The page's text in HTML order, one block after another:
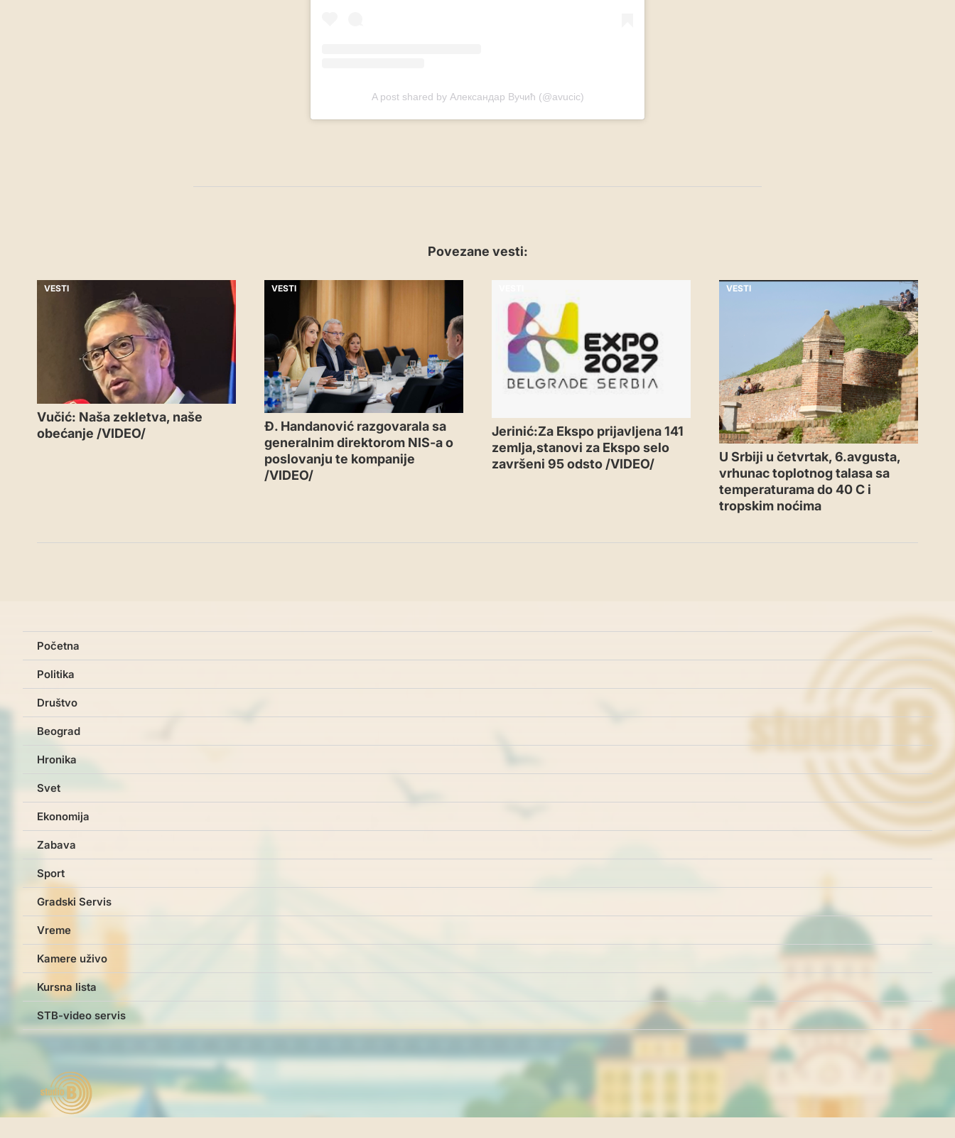
A post shared by Александар Вучић (@avucic)
Povezane vesti:
VESTI
Vučić: Naša zekletva, naše
obećanje /VIDEO/
VESTI
Đ. Handanović razgovarala sa
generalnim direktorom NIS-a o
poslovanju te kompanije
/VIDEO/
Jerinić:Za Ekspo prijavljena 141
zemlja,stanovi za Ekspo selo
završeni 95 odsto /VIDEO/
VESTI
U Srbiji u četvrtak, 6.avgusta,
vrhunac toplotnog talasa sa
temperaturama do 40 C i
tropskim noćima
Početna
Politika
Društvo
Beograd
Hronika
Svet
Ekonomija
Zabava
Sport
Gradski Servis
Vreme
Kamere uživo
Kursna lista
STB-video servis